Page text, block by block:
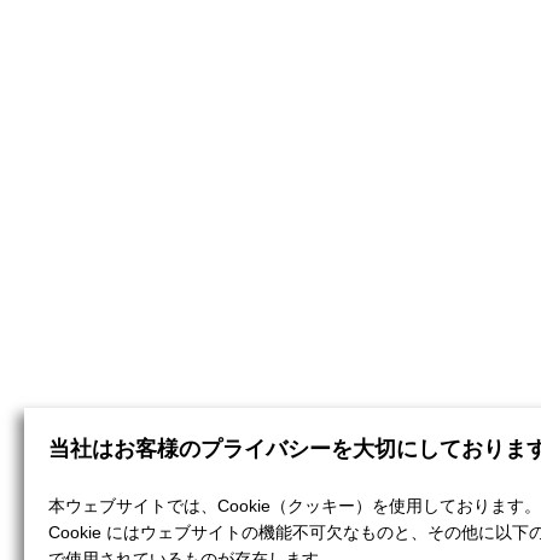
当社はお客様のプライバシーを大切にしておりま
本ウェブサイトでは、Cookie（クッキー）を使用しております。
Cookie にはウェブサイトの機能不可欠なものと、その他に以下